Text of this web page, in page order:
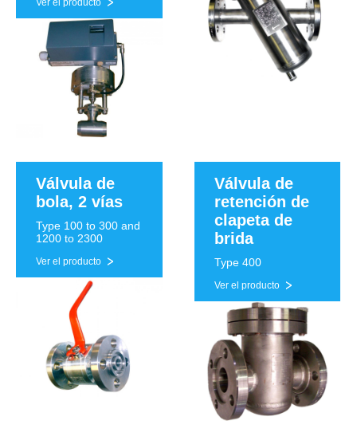
Ver el producto
Válvula de
bola, 2 vías
Type 100 to 300 and
1200 to 2300
Ver el producto
Válvula de
retención de
clapeta de
brida
Type 400
Ver el producto